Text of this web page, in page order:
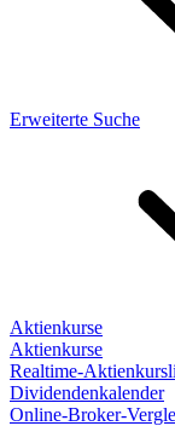
Erweiterte Suche
Aktienkurse
Aktienkurse
Realtime-
Dividendenkalender
Online-Broker-